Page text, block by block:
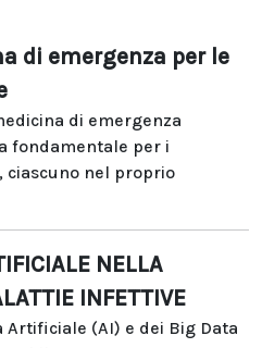
di emergenza per le
di emergenza
fondamentale per i
ciascuno nel proprio
NELLA
INFETTIVE
Artificiale (AI) e dei Big Data